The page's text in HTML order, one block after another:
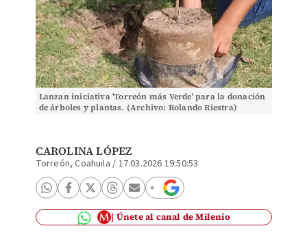
Lanzan iniciativa 'Torreón más Verde' para la donación
de árboles y plantas. (Archivo: Rolando Riestra)
CAROLINA LÓPEZ
Torreón, Coahuila / 17.03.2026 19:50:53
Únete al canal de Milenio